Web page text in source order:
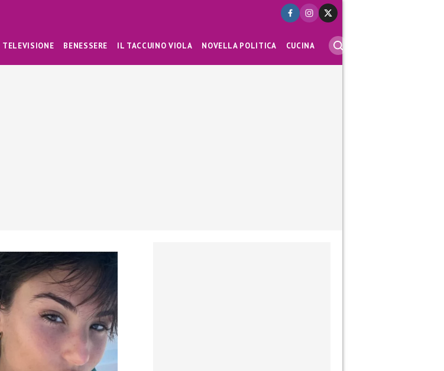
TELEVISIONE BENESSERE IL TACCUINO VIOLA NOVELLA POLITICA CUCINA